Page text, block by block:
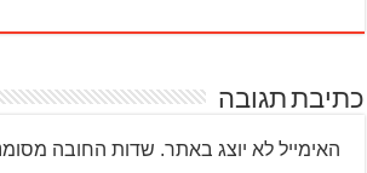
כתיבת תגובה
האימייל לא יוצג באתר. שדות החובה